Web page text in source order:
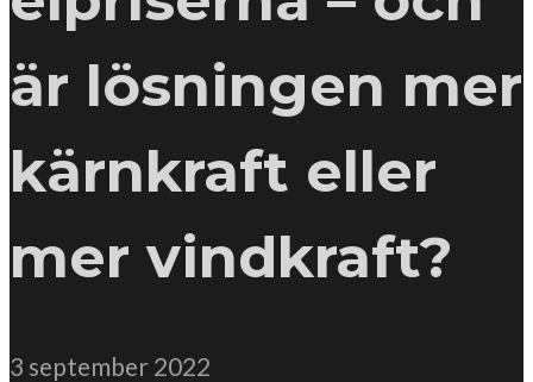
är lösningen mer
kärnkraft eller
mer vindkraft?
3 september 2022